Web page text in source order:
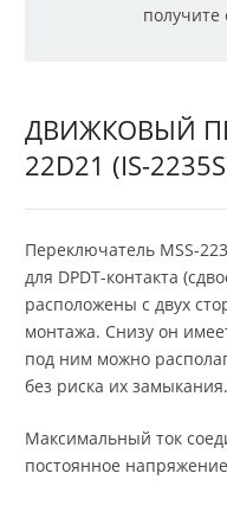
ДВИЖКОВЫЙ
22D21 (IS-
Переключатель MSS-
для DPDT-контакта
расположены с двух
монтажа. Снизу он
под ним можно
без риска их замыкания.
Максимальный ток
постоянное